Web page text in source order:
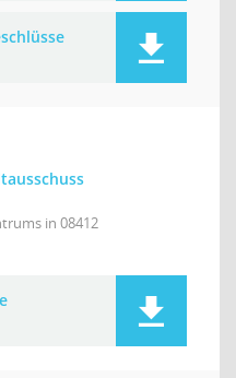
in 08412